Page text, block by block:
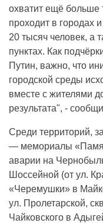
охватит ещё больше
проходит в городах
20 тысяч человек, а
пунктах. Как
Путин, важно, что
городской среды
вместе с жителями
результата", -
Среди территорий,
— мемориалы
аварии на
Шоссейной (от ул.
«Черемушки» в
ул. Пролетарской,
Чайковского в